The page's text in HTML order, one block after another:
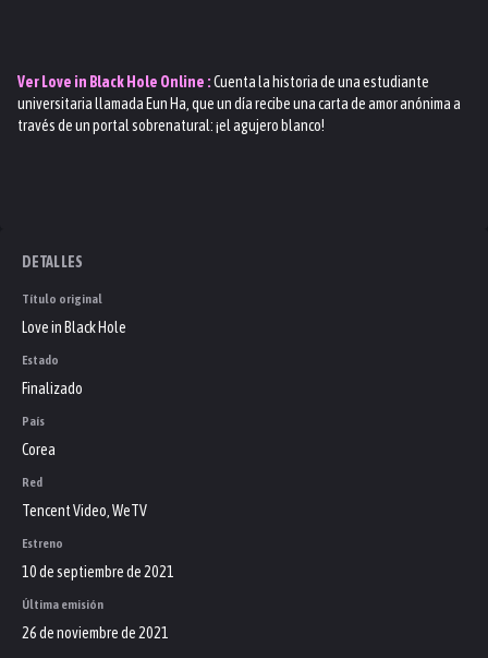
VerLove in Black Hole Online :Cuenta la historia de una estudiante
universitaria llamada Eun Ha, que un día recibe una carta de amor anónima a
través de un portal sobrenatural: ¡el agujero blanco!
DETALLES
Título original
Love in Black Hole
Estado
Finalizado
País
Corea
Red
Tencent Video, WeTV
Estreno
10 de septiembre de 2021
Última emisión
26 de noviembre de 2021